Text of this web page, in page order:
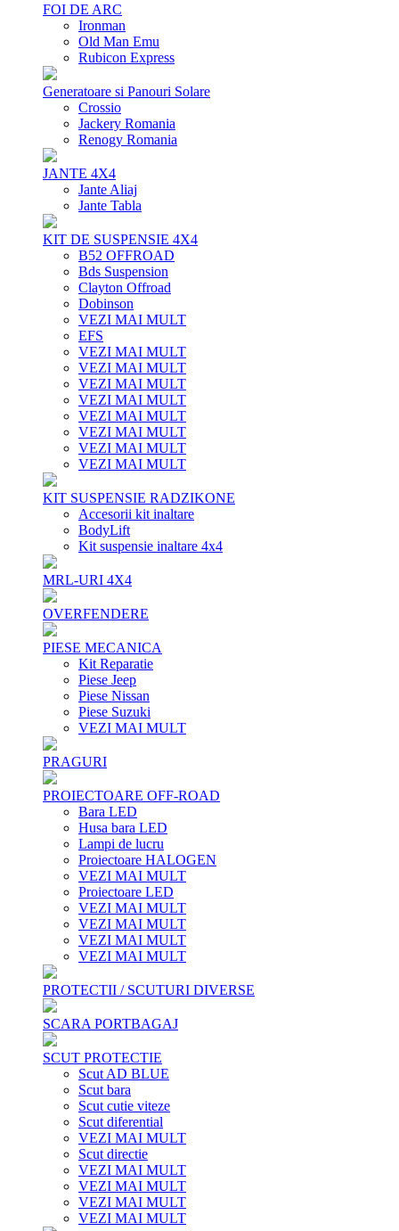
FOI DE ARC
Ironman
Old Man Emu
Rubicon Express
Generatoare si Panouri Solare
Crossio
Jackery Romania
Renogy Romania
JANTE 4X4
Jante Aliaj
Jante Tabla
KIT DE SUSPENSIE 4X4
B52 OFFROAD
Bds Suspension
Clayton Offroad
Dobinson
VEZI MAI MULT
EFS
VEZI MAI MULT
VEZI MAI MULT
VEZI MAI MULT
VEZI MAI MULT
VEZI MAI MULT
VEZI MAI MULT
VEZI MAI MULT
VEZI MAI MULT
KIT SUSPENSIE RADZIKONE
Accesorii kit inaltare
BodyLift
Kit suspensie inaltare 4x4
MRL-URI 4X4
OVERFENDERE
PIESE MECANICA
Kit Reparatie
Piese Jeep
Piese Nissan
Piese Suzuki
VEZI MAI MULT
PRAGURI
PROIECTOARE OFF-ROAD
Bara LED
Husa bara LED
Lampi de lucru
Proiectoare HALOGEN
VEZI MAI MULT
Proiectoare LED
VEZI MAI MULT
VEZI MAI MULT
VEZI MAI MULT
VEZI MAI MULT
PROTECTII / SCUTURI DIVERSE
SCARA PORTBAGAJ
SCUT PROTECTIE
Scut AD BLUE
Scut bara
Scut cutie viteze
Scut diferential
VEZI MAI MULT
Scut directie
VEZI MAI MULT
VEZI MAI MULT
VEZI MAI MULT
VEZI MAI MULT